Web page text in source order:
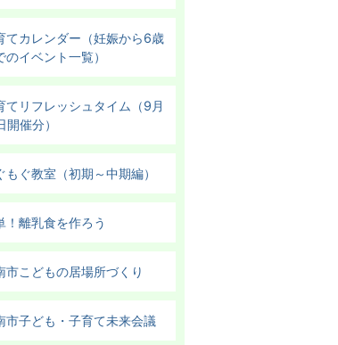
てカレンダー（妊娠から6歳
のイベント一覧）
てリフレッシュタイム（9月
開催分）
もぐ教室（初期～中期編）
！離乳食を作ろう
市こどもの居場所づくり
市子ども・子育て未来会議